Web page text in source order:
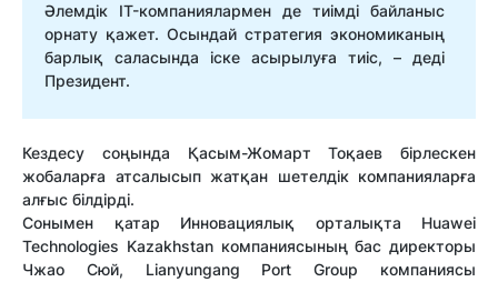
Әлемдік IT-компаниялармен де тиімді байланыс
орнату қажет. Осындай стратегия экономиканың
барлық саласында іске асырылуға тиіс, – деді
Президент.
Кездесу соңында Қасым-Жомарт Тоқаев бірлескен
жобаларға атсалысып жатқан шетелдік компанияларға
алғыс білдірді.
Сонымен қатар Инновациялық орталықта Huawei
Technologies Kazakhstan компаниясының бас директоры
Чжао Сюй, Lianyungang Port Group компаниясы